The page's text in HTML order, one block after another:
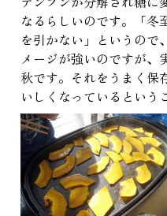
なるらしいのです。「冬
を引かない」というので
メージが強いのですが、
秋です。それをうまく保
いしくなっているという